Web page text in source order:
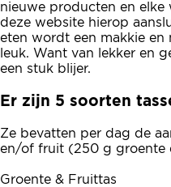
nieuwe producten en elke
deze website hierop
eten wordt een makkie en
leuk. Want van lekker en
een stuk blijer.
Er zijn 5 soorten
Ze bevatten per dag de
en/of fruit (250 g groente
Groente & Fruittas